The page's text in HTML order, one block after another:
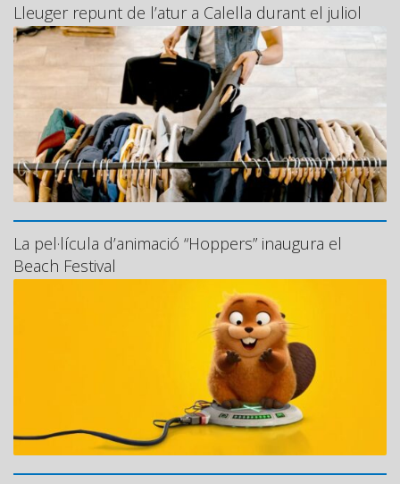
Lleuger repunt de l’atur a Calella durant el juliol
La pel·lícula d’animació “Hoppers” inaugura el
Beach Festival